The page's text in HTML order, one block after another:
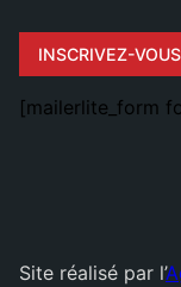
INSCRIVEZ-VOUS
[mailerlite_form
Site réalisé par l’